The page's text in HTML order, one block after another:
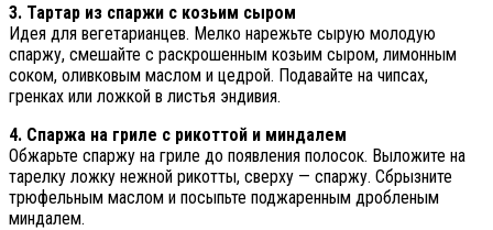
3. Тартар из спаржи с козьим сыром
Идея для вегетарианцев. Мелко нарежьте сырую молодую
спаржу, смешайте с раскрошенным козьим сыром, лимонным
соком, оливковым маслом и цедрой. Подавайте на чипсах,
гренках или ложкой в листья эндивия.
4. Спаржа на гриле с рикоттой и миндалем
Обжарьте спаржу на гриле до появления полосок. Выложите на
тарелку ложку нежной рикотты, сверху — спаржу. Сбрызните
трюфельным маслом и посыпьте поджаренным дробленым
миндалем.